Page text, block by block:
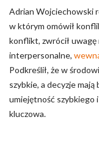
Adrian Wojciechowski
w którym omówił
konflikt, zwrócił
interpersonalne,
Podkreślił, że w
szybkie, a decyzje
umiejętność szybkiego
kluczowa.